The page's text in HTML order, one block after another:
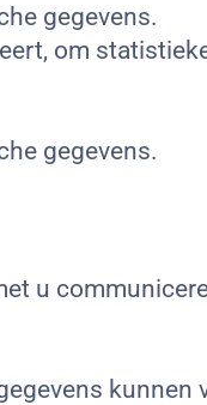
gegevens.
om
gegevens.
u